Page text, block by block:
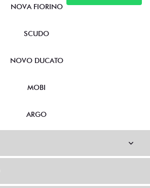
NOVA FIORINO
SCUDO
NOVO DUCATO
MOBI
ARGO